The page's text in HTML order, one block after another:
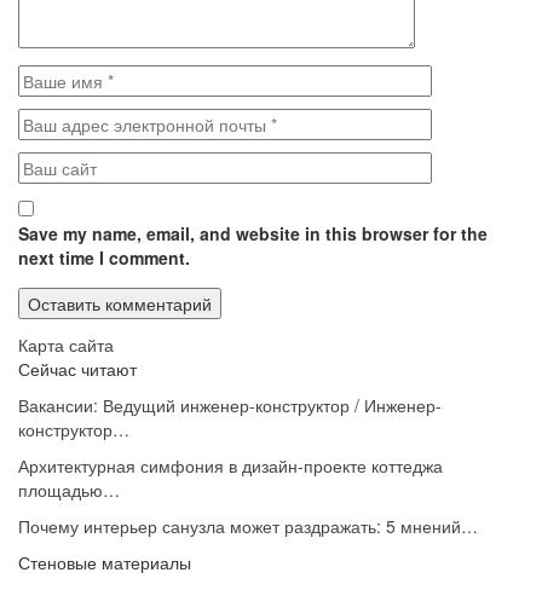
Save my name, email, and website in this browser for the
next time I comment.
Карта сайта
Сейчас читают
Вакансии: Ведущий инженер-конструктор / Инженер-
конструктор…
Архитектурная симфония в дизайн-проекте коттеджа
площадью…
Почему интерьер санузла может раздражать: 5 мнений…
Стеновые материалы